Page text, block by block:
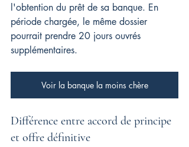
l'obtention du prêt de sa banque. En
période chargée, le même dossier
pourrait prendre 20 jours ouvrés
supplémentaires.
Voir la banque la moins chère
Différence entre accord de principe
et offre définitive